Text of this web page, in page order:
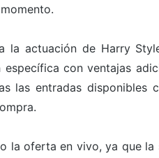
la actuación de Harry
con ventajas
las entradas disponibles
la oferta en vivo, ya que